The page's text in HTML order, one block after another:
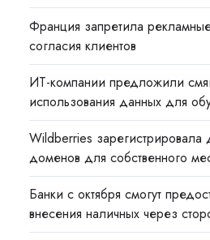
Франция запретила
согласия клиентов
ИТ-компании предложили
использования данных для
Wildberries зарегистрировала
доменов для собственного
Банки с октября смогут
внесения наличных через